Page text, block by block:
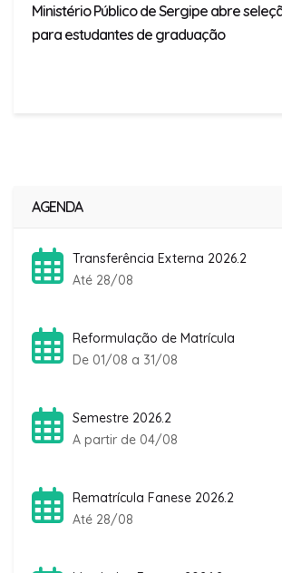
Ministério Público de Sergipe abre
para estudantes de graduação
AGENDA
Transferência Externa 2026.2
Até 28/08
Reformulação de Matrícula
De 01/08 a 31/08
Semestre 2026.2
A partir de 04/08
Rematrícula Fanese 2026.2
Até 28/08